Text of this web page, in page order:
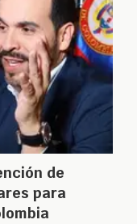
de
para